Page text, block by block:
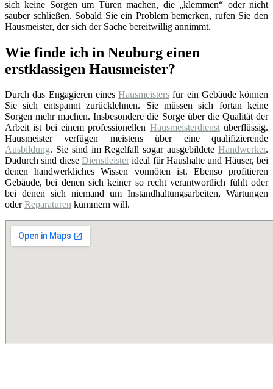
sich keine Sorgen um Türen machen, die „klemmen“ oder nicht
sauber schließen. Sobald Sie ein Problem bemerken, rufen Sie den
Hausmeister, der sich der Sache bereitwillig annimmt.
Wie finde ich in Neuburg einen
erstklassigen Hausmeister?
Durch das Engagieren eines Hausmeisters für ein Gebäude können
Sie sich entspannt zurücklehnen. Sie müssen sich fortan keine
Sorgen mehr machen. Insbesondere die Sorge über die Qualität der
Arbeit ist bei einem professionellen Hausmeisterdienstüberflüssig.
Hausmeister verfügen meistens über eine qualifizierende
Ausbildung. Sie sind im Regelfall sogar ausgebildete Handwerker.
Dadurch sind diese Dienstleister ideal für Haushalte und Häuser, bei
denen handwerkliches Wissen vonnöten ist. Ebenso profitieren
Gebäude, bei denen sich keiner so recht verantwortlich fühlt oder
bei denen sich niemand um Instandhaltungsarbeiten, Wartungen
oderReparaturen kümmern will.